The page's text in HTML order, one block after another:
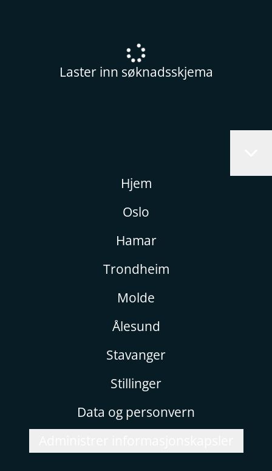
Laster inn søknadsskjema
Hjem
Oslo
Hamar
Trondheim
Molde
Ålesund
Stavanger
Stillinger
Data og personvern